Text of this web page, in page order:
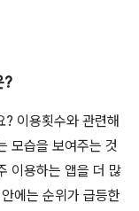
?
이용횟수와 관련해
모습을 보여주는 것
이용하는 앱을 더 많
에는 순위가 급등한